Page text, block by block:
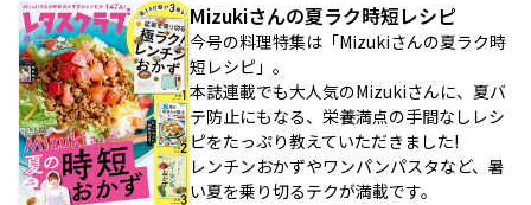
Mizukiさんの夏ラク時短レシピ
今号の料理特集は「Mizukiさんの夏ラク時
短レシピ」。
本誌連載でも大人気のMizukiさんに、夏バ
テ防止にもなる、栄養満点の手間なしレシ
ピをたっぷり教えていただきました!
レンチンおかずやワンパンパスタなど、暑
い夏を乗り切るテクが満載です。